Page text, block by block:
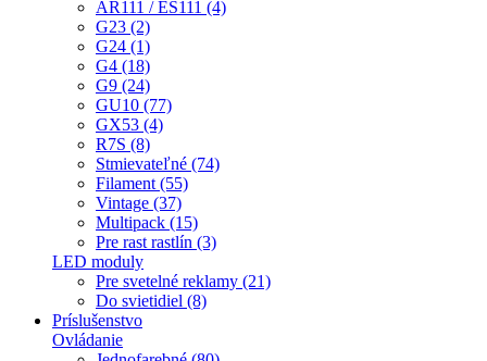
AR111 / ES111 (4)
G23 (2)
G24 (1)
G4 (18)
G9 (24)
GU10 (77)
GX53 (4)
R7S (8)
Stmievateľné (74)
Filament (55)
Vintage (37)
Multipack (15)
Pre rast rastlín (3)
LED moduly
Pre svetelné reklamy (21)
Do svietidiel (8)
Príslušenstvo
Ovládanie